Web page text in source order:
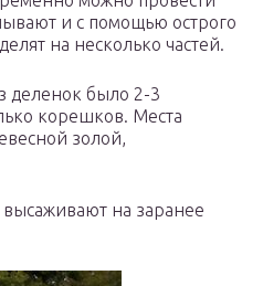
и с помощью острого
на несколько частей.
деленок было 2-3
корешков. Места
золой,
на заранее